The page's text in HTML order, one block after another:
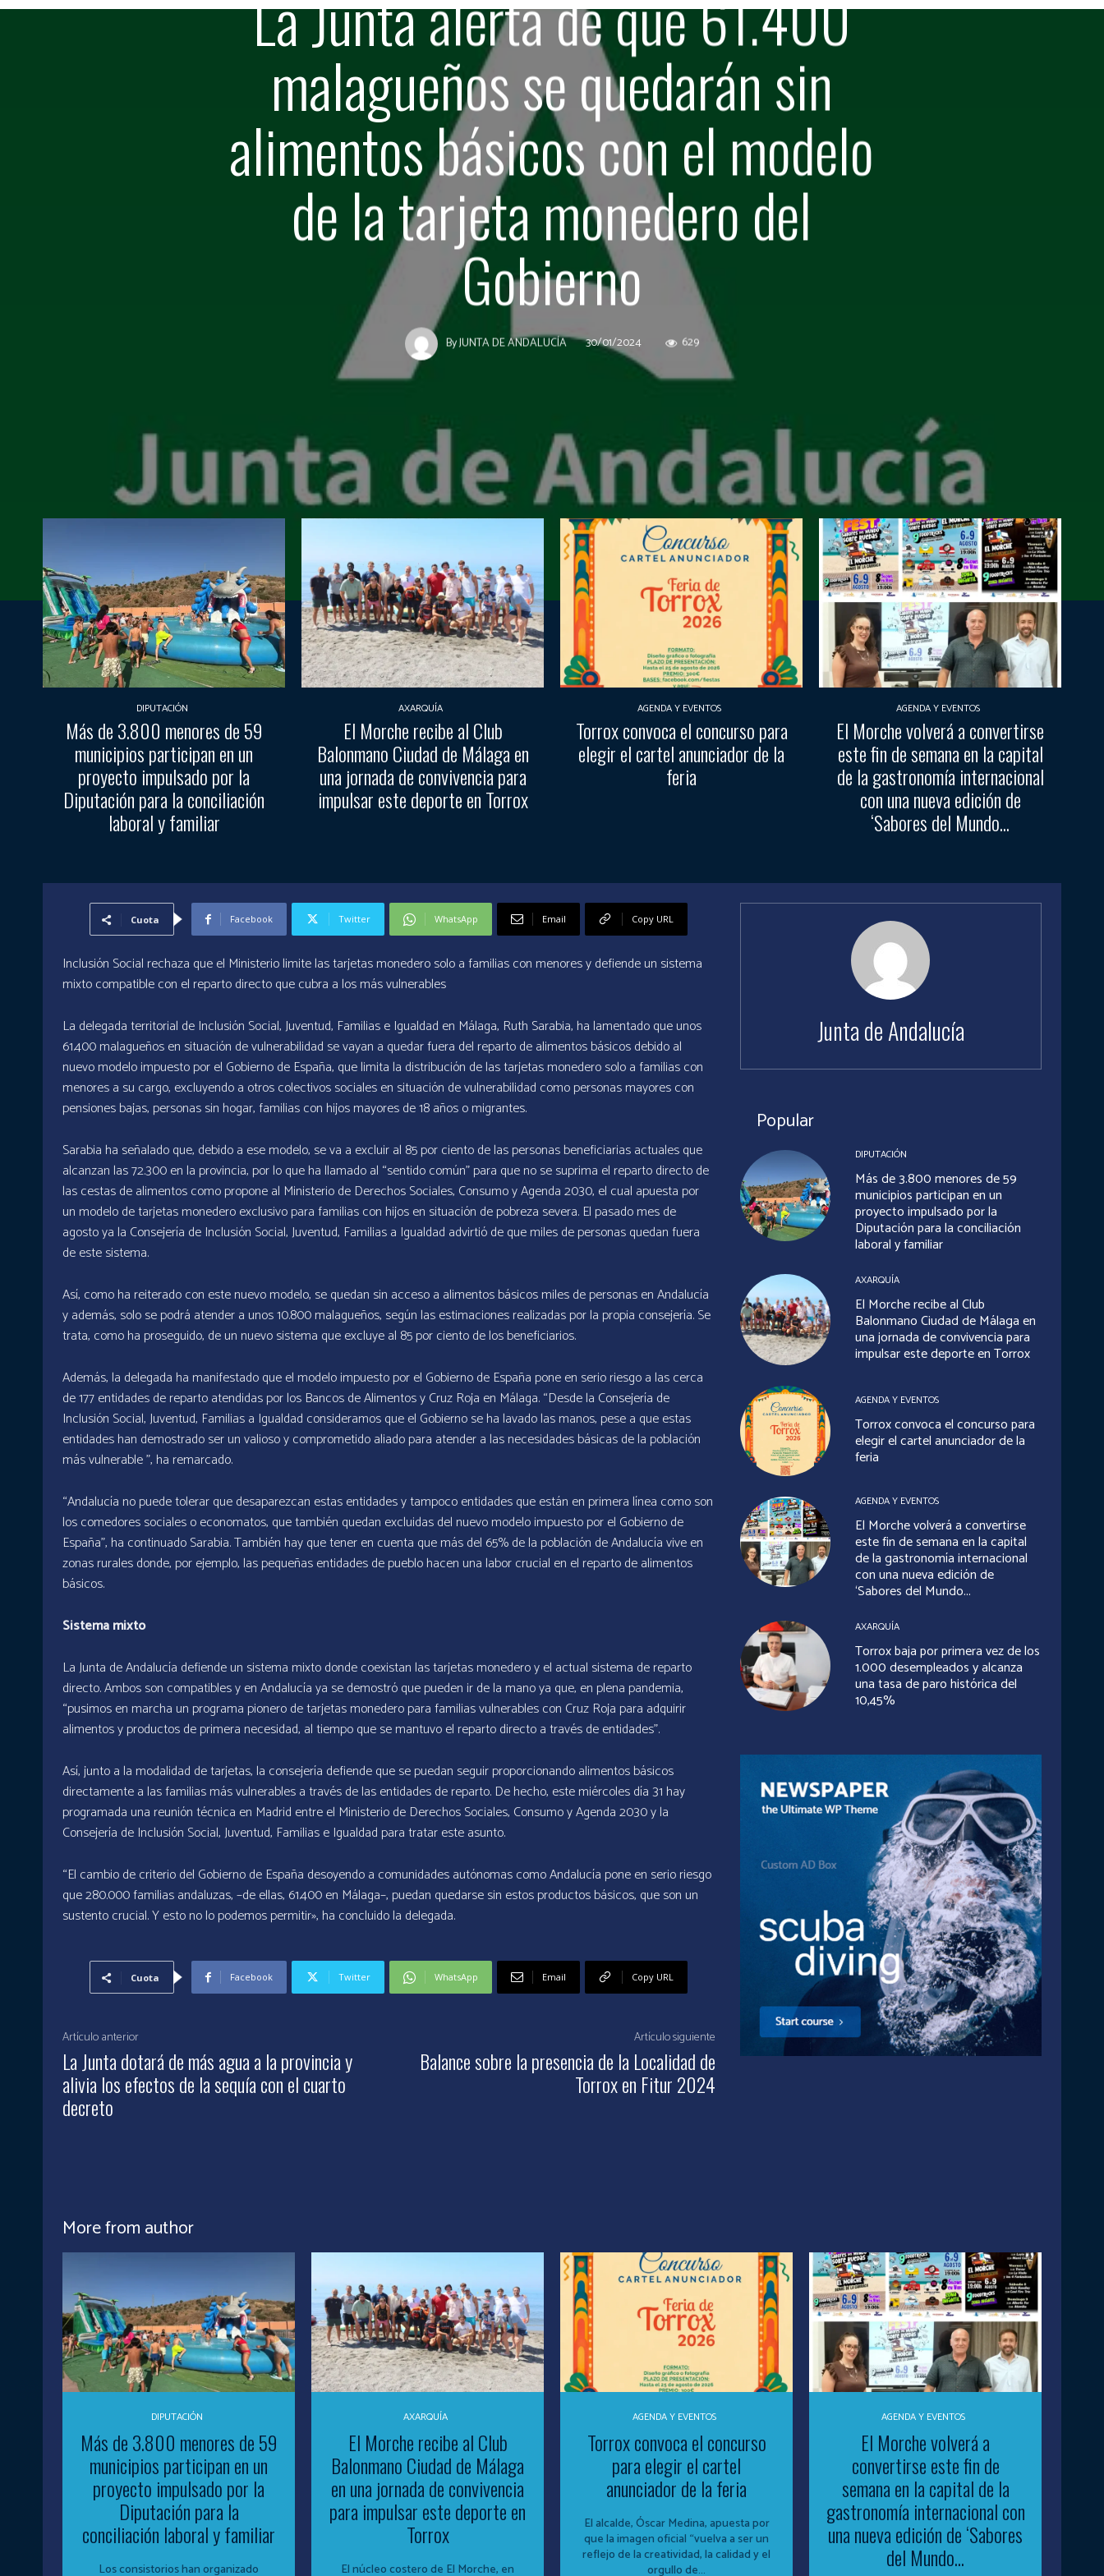
La Junta alerta de que 61.400
malagueños se quedarán sin
alimentos básicos con el modelo
de la tarjeta monedero del
Gobierno
ByJUNTA DE ANDALUCÍA 30/01/2024 629
DIPUTACIÓN
Más de 3.800 menores de 59
municipios participan en un
proyecto impulsado por la
Diputación para la conciliación
laboral y familiar
AXARQUÍA
El Morche recibe al Club
Balonmano Ciudad de Málaga en
una jornada de convivencia para
impulsar este deporte en Torrox
AGENDA Y EVENTOS
Torrox convoca el concurso para
elegir el cartel anunciador de la
feria
AGENDA Y EVENTOS
El Morche volverá a convertirse
este fin de semana en la capital
de la gastronomía internacional
con una nueva edición de
‘Sabores del Mundo...
Cuota Facebook Twitter WhatsApp Email Copy URL
Inclusión Social rechaza que el Ministerio limite las tarjetas monedero solo a familias con menores y defiende un sistema
mixto compatible con el reparto directo que cubra a los más vulnerables
La delegada territorial de Inclusión Social, Juventud, Familias e Igualdad en Málaga, Ruth Sarabia, ha lamentado que unos
61.400 malagueños en situación de vulnerabilidad se vayan a quedar fuera del reparto de alimentos básicos debido al
nuevo modelo impuesto por el Gobierno de España, que limita la distribución de las tarjetas monedero solo a familias con
menores a su cargo, excluyendo a otros colectivos sociales en situación de vulnerabilidad como personas mayores con
pensiones bajas, personas sin hogar, familias con hijos mayores de 18 años o migrantes.
Sarabia ha señalado que, debido a ese modelo, se va a excluir al 85 por ciento de las personas beneficiarias actuales que
alcanzan las 72.300 en la provincia, por lo que ha llamado al “sentido común” para que no se suprima el reparto directo de
las cestas de alimentos como propone al Ministerio de Derechos Sociales, Consumo y Agenda 2030, el cual apuesta por
un modelo de tarjetas monedero exclusivo para familias con hijos en situación de pobreza severa. El pasado mes de
agosto ya la Consejería de Inclusión Social, Juventud, Familias a Igualdad advirtió de que miles de personas quedan fuera
de este sistema.
Así, como ha reiterado con este nuevo modelo, se quedan sin acceso a alimentos básicos miles de personas en Andalucía
y además, solo se podrá atender a unos 10.800 malagueños, según las estimaciones realizadas por la propia consejería. Se
trata, como ha proseguido, de un nuevo sistema que excluye al 85 por ciento de los beneficiarios.
Además, la delegada ha manifestado que el modelo impuesto por el Gobierno de España pone en serio riesgo a las cerca
de 177 entidades de reparto atendidas por los Bancos de Alimentos y Cruz Roja en Málaga. “Desde la Consejería de
Inclusión Social, Juventud, Familias a Igualdad consideramos que el Gobierno se ha lavado las manos, pese a que estas
entidades han demostrado ser un valioso y comprometido aliado para atender a las necesidades básicas de la población
más vulnerable ”, ha remarcado.
“Andalucía no puede tolerar que desaparezcan estas entidades y tampoco entidades que están en primera línea como son
los comedores sociales o economatos, que también quedan excluidas del nuevo modelo impuesto por el Gobierno de
España”, ha continuado Sarabia. También hay que tener en cuenta que más del 65% de la población de Andalucía vive en
zonas rurales donde, por ejemplo, las pequeñas entidades de pueblo hacen una labor crucial en el reparto de alimentos
básicos.
Sistema mixto
La Junta de Andalucía defiende un sistema mixto donde coexistan las tarjetas monedero y el actual sistema de reparto
directo. Ambos son compatibles y en Andalucía ya se demostró que pueden ir de la mano ya que, en plena pandemia,
“pusimos en marcha un programa pionero de tarjetas monedero para familias vulnerables con Cruz Roja para adquirir
alimentos y productos de primera necesidad, al tiempo que se mantuvo el reparto directo a través de entidades”.
Así, junto a la modalidad de tarjetas, la consejería defiende que se puedan seguir proporcionando alimentos básicos
directamente a las familias más vulnerables a través de las entidades de reparto. De hecho, este miércoles día 31 hay
programada una reunión técnica en Madrid entre el Ministerio de Derechos Sociales, Consumo y Agenda 2030 y la
Consejería de Inclusión Social, Juventud, Familias e Igualdad para tratar este asunto.
“El cambio de criterio del Gobierno de España desoyendo a comunidades autónomas como Andalucía pone en serio riesgo
que 280.000 familias andaluzas, –de ellas, 61.400 en Málaga–, puedan quedarse sin estos productos básicos, que son un
sustento crucial. Y esto no lo podemos permitir», ha concluido la delegada.
Cuota Facebook Twitter WhatsApp Email Copy URL
Artículo anterior
La Junta dotará de más agua a la provincia y
alivia los efectos de la sequía con el cuarto
decreto
Artículo siguiente
Balance sobre la presencia de la Localidad de
Torrox en Fitur 2024
Junta de Andalucía
Popular
DIPUTACIÓN
Más de 3.800 menores de 59
municipios participan en un
proyecto impulsado por la
Diputación para la conciliación
laboral y familiar
AXARQUÍA
El Morche recibe al Club
Balonmano Ciudad de Málaga en
una jornada de convivencia para
impulsar este deporte en Torrox
AGENDA Y EVENTOS
Torrox convoca el concurso para
elegir el cartel anunciador de la
feria
AGENDA Y EVENTOS
El Morche volverá a convertirse
este fin de semana en la capital
de la gastronomía internacional
con una nueva edición de
‘Sabores del Mundo...
AXARQUÍA
Torrox baja por primera vez de los
1.000 desempleados y alcanza
una tasa de paro histórica del
10,45%
More from author
DIPUTACIÓN
Más de 3.800 menores de 59
municipios participan en un
proyecto impulsado por la
Diputación para la
conciliación laboral y familiar
Los consistorios han organizado
AXARQUÍA
El Morche recibe al Club
Balonmano Ciudad de Málaga
en una jornada de convivencia
para impulsar este deporte en
Torrox
El núcleo costero de El Morche, en
AGENDA Y EVENTOS
Torrox convoca el concurso
para elegir el cartel
anunciador de la feria
El alcalde, Óscar Medina, apuesta por
que la imagen oficial “vuelva a ser un
reflejo de la creatividad, la calidad y el
orgullo de...
AGENDA Y EVENTOS
El Morche volverá a
convertirse este fin de
semana en la capital de la
gastronomía internacional con
una nueva edición de ‘Sabores
del Mundo...